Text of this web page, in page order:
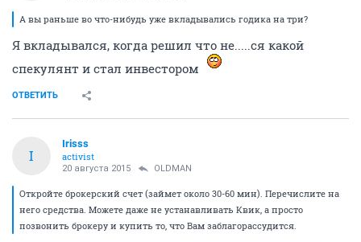
А вы раньше во что-нибудь уже вкладывались годика на три?
Я вкладывался, когда решил что не.....ся какой
спекулянт и стал инвестором
ОТВЕТИТЬ
I
Irisss
activist
20 августа 2015 OLDMAN
Откройте брокерский счет (займет около 30-60 мин). Перечислите на
него средства. Можете даже не устанавливать Квик, а просто
позвонить брокеру и купить то, что Вам заблагорассудится.